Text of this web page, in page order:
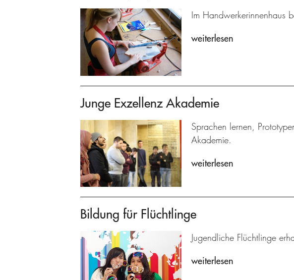
Im Handwerkerinnenhaus
weiterlesen
Junge Exzellenz Akademie
Sprachen lernen,
Akademie.
weiterlesen
Bildung für Flüchtlinge
Jugendliche Flüchtlinge
weiterlesen